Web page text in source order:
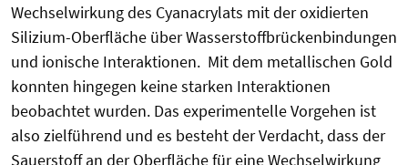
Wechselwirkung des Cyanacrylats mit der oxidierten
Silizium-Oberfläche über Wasserstoffbrückenbindungen
und ionische Interaktionen. Mit dem metallischen Gold
konnten hingegen keine starken Interaktionen
beobachtet wurden. Das experimentelle Vorgehen ist
also zielführend und es besteht der Verdacht, dass der
Sauerstoff an der Oberfläche für eine Wechselwirkung